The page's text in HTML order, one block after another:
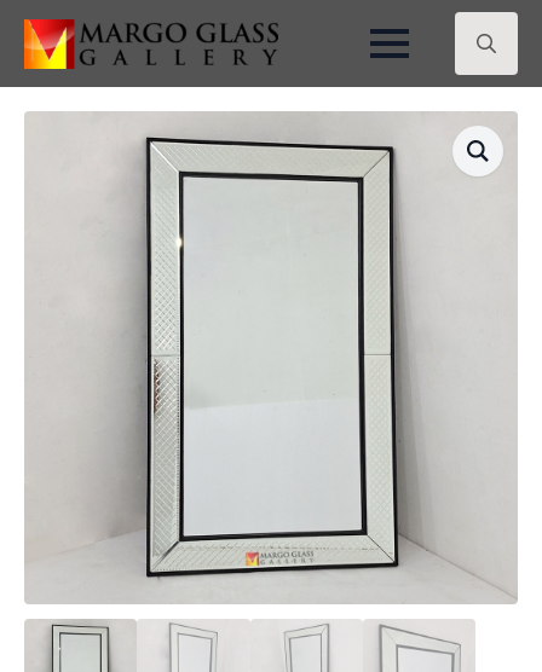
Search
for: